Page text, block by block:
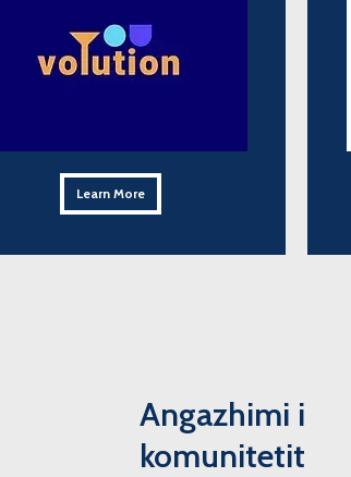
Learn More
Learn More
Angazhimi i
komunitetit